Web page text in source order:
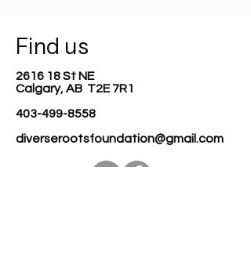
Find us
2616 18 St NE
Calgary, AB T2E 7R1
403-499-8558
diverserootsfoundation@gmail.com